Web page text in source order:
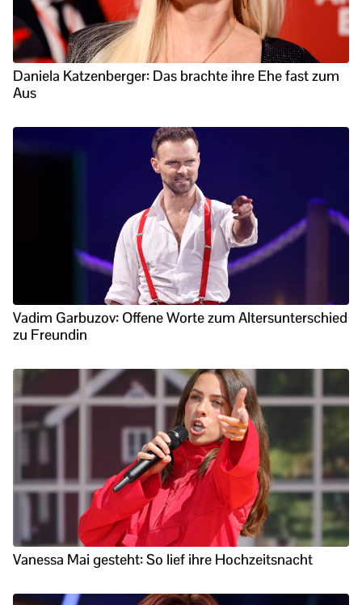
Daniela Katzenberger: Das brachte ihre Ehe fast zum
Aus
Vadim Garbuzov: Offene Worte zum Altersunterschied
zu Freundin
Vanessa Mai gesteht: So lief ihre Hochzeitsnacht